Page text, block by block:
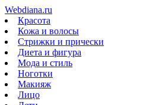
Webdiana.ru
Красота
Кожа и волосы
Стрижки и прически
Диета и фигура
Мода и стиль
Ноготки
Макияж
Лицо